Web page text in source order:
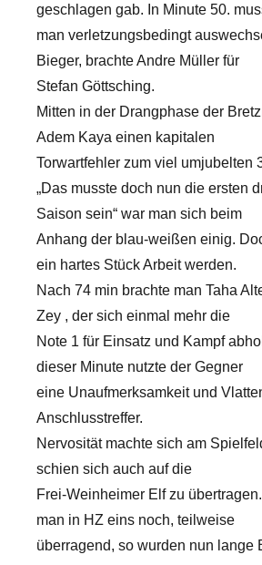
geschlagen gab. In Minute 50.
man verletzungsbedingt
Bieger, brachte Andre Müller für
Stefan Göttsching.
Mitten in der Drangphase der
Adem Kaya einen kapitalen
Torwartfehler zum viel umjubelten
„Das musste doch nun die ersten
Saison sein“ war man sich beim
Anhang der blau-weißen einig.
ein hartes Stück Arbeit werden.
Nach 74 min brachte man Taha
Zey , der sich einmal mehr die
Note 1 für Einsatz und Kampf
dieser Minute nutzte der Gegner
eine Unaufmerksamkeit und
Anschlusstreffer.
Nervosität machte sich am
schien sich auch auf die
Frei-Weinheimer Elf zu
man in HZ eins noch, teilweise
überragend, so wurden nun lange